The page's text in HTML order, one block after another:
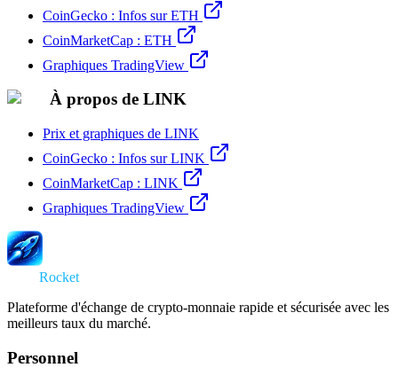
CoinGecko : Infos sur ETH
CoinMarketCap : ETH
Graphiques TradingView
À propos de LINK
Prix et graphiques de LINK
CoinGecko : Infos sur LINK
CoinMarketCap : LINK
Graphiques TradingView
Rocket
Plateforme d'échange de crypto-monnaie rapide et sécurisée avec les
meilleurs taux du marché.
Personnel